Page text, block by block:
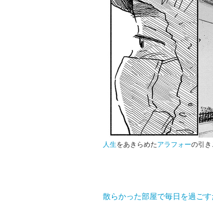
人生をあきらめたアラフォーの引
散らかった部屋で毎日を過ご